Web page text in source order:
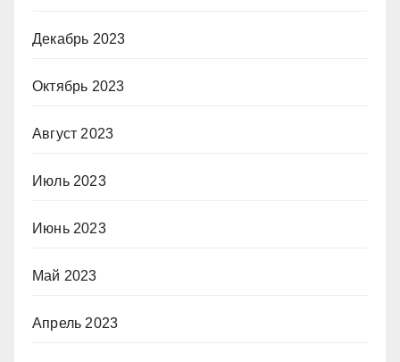
Декабрь 2023
Октябрь 2023
Август 2023
Июль 2023
Июнь 2023
Май 2023
Апрель 2023